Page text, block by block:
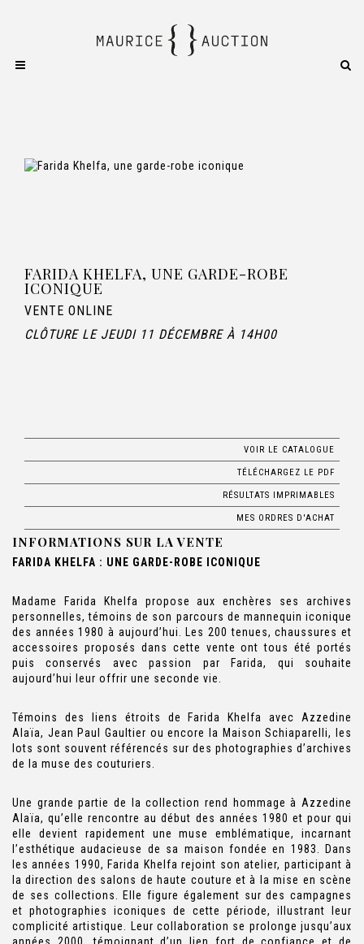
FARIDA KHELFA, UNE GARDE-ROBE
ICONIQUE
VENTE ONLINE
CLÔTURE LE JEUDI 11 DÉCEMBRE À 14H00
VOIR LE CATALOGUE
TÉLÉCHARGEZ LE PDF
RÉSULTATS IMPRIMABLES
MES ORDRES D'ACHAT
INFORMATIONS SUR LA VENTE
FARIDA KHELFA : UNE GARDE-ROBE ICONIQUE
Madame Farida Khelfa propose aux enchères ses archives
personnelles, témoins de son parcours de mannequin iconique
des années 1980 à aujourd’hui. Les 200 tenues, chaussures et
accessoires proposés dans cette vente ont tous été portés
puis conservés avec passion par Farida, qui souhaite
aujourd’hui leur offrir une seconde vie.
Témoins des liens étroits de Farida Khelfa avec Azzedine
Alaïa, Jean Paul Gaultier ou encore la Maison Schiaparelli, les
lots sont souvent référencés sur des photographies d’archives
de la muse des couturiers.
Une grande partie de la collection rend hommage à Azzedine
Alaïa, qu’elle rencontre au début des années 1980 et pour qui
elle devient rapidement une muse emblématique, incarnant
l’esthétique audacieuse de sa maison fondée en 1983. Dans
les années 1990, Farida Khelfa rejoint son atelier, participant à
la direction des salons de haute couture et à la mise en scène
de ses collections. Elle figure également sur des campagnes
et photographies iconiques de cette période, illustrant leur
complicité artistique. Leur collaboration se prolonge jusqu’aux